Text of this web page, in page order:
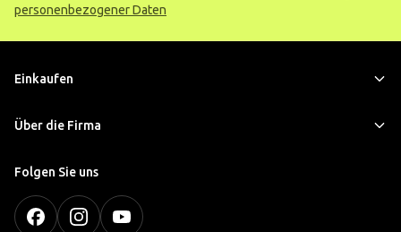
personenbezogener Daten
Einkaufen
Über die Firma
Folgen Sie uns